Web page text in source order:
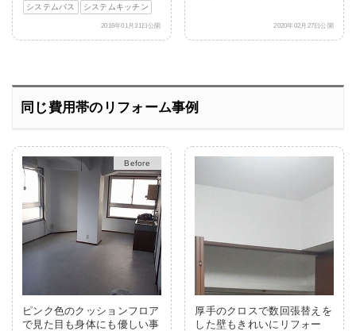
システムバス
システムキッチン
2016年01月31日公開 2020年02月27日公開
同じ費用帯のリフォーム事例
After
ピンク色のクッションフロア
で見た目も身体にも優しい事
厚手のクロスで数回張替えを
した壁もきれいにリフォー